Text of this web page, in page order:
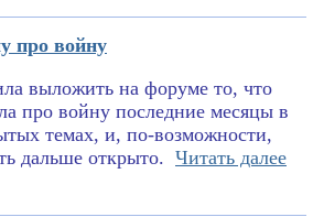
про войну
выложить на форуме то, что
про войну последние месяцы в
темах, и, по-возможности,
дальше открыто. Читать далее